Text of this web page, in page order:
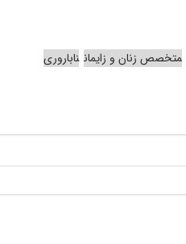
متخصص زنان و زایمان ناباروری